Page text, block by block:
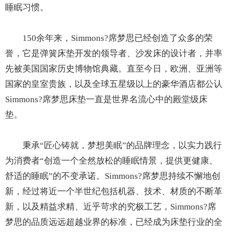
睡眠习惯。
150余年来，Simmons?席梦思已经创造了众多的荣
誉，它是弹簧床垫开发的领导者、沙发床的设计者，并率
先被美国国家历史博物馆典藏。直至今日，欧洲、亚洲等
国家的皇室贵族，以及全球五星级以上的豪华酒店都公认
Simmons?席梦思床垫一直是世界名流心中的殿堂级床
垫。
秉承“匠心铸就，梦想美眠”的品牌理念，以实力践行
为消费者“创造一个全然放松的睡眠情景，提供更健康、
舒适的睡眠”的不变承诺。Simmons?席梦思持续不懈地创
新，经过将近一个半世纪包括机器、技术、材质的不断革
新，以及精益求精、近乎苛求的究极工艺，Simmons?席
梦思的品质远远超越业界的标准，已经成为床垫行业的全